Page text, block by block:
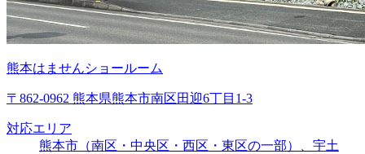
熊本はませんショールーム
〒862-0962 熊本県熊本市南区田迎6丁目1-3
対応エリア
熊本市（南区・中央区・西区・東区の一部）、宇土